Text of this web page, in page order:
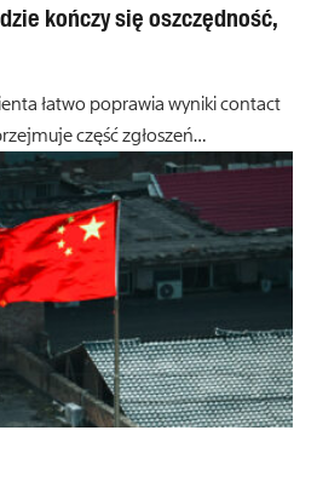
kończy się oszczędność,
łatwo poprawia wyniki contact
część zgłoszeń…